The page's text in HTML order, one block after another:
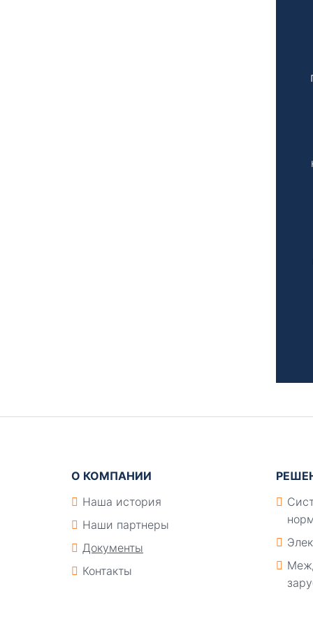
О КОМПАНИИ
Наша история
Наши партнеры
Документы
Контакты